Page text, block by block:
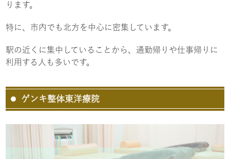
ります。
特に、市内でも北方を中心に密集しています。
駅の近くに集中していることから、通勤帰りや仕事帰りに
利用する人も多いです。
ゲンキ整体東洋療院